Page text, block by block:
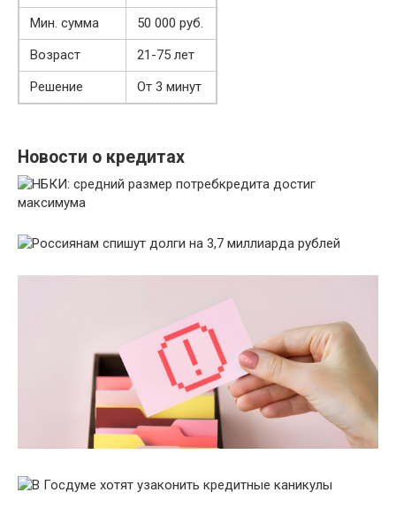
Мин. сумма
50 000 руб.
Возраст
21-75 лет
Решение
От 3 минут
Новости о кредитах